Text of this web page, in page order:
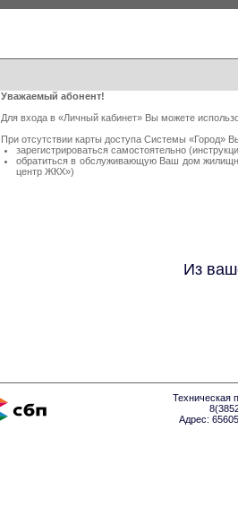
Уважаемый абонент!
Для входа в «Личный кабинет» Вы можете
При отсутствии карты доступа Системы «Город»
зарегистрироваться самостоятельно
обратиться в обслуживающую Ваш дом
центр ЖКХ»)
Из
Техническая
Адрес: